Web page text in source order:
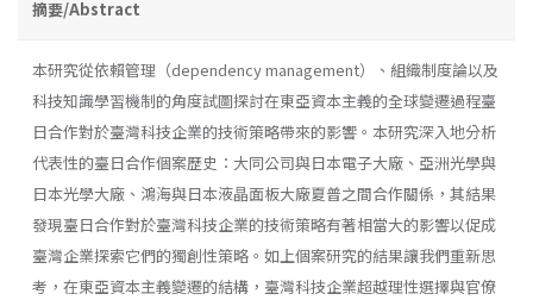
摘要/Abstract
本研究從依賴管理（dependency management）、組織制度論以及
科技知識學習機制的角度試圖探討在東亞資本主義的全球變遷過程臺
日合作對於臺灣科技企業的技術策略帶來的影響。本研究深入地分析
代表性的臺日合作個案歷史：大同公司與日本電子大廠、亞洲光學與
日本光學大廠、鴻海與日本液晶面板大廠夏普之間合作關係，其結果
發現臺日合作對於臺灣科技企業的技術策略有著相當大的影響以促成
臺灣企業探索它們的獨創性策略。如上個案研究的結果讓我們重新思
考，在東亞資本主義變遷的結構，臺灣科技企業超越理性選擇與官僚